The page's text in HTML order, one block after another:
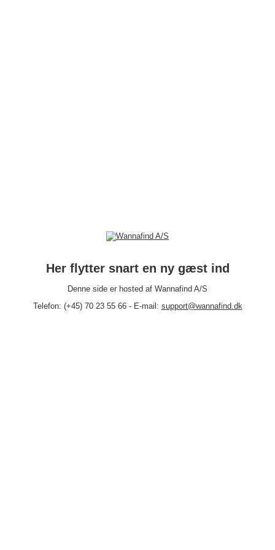
Her flytter snart en ny gæst ind
Denne side er hosted af Wannafind A/S
Telefon: (+45) 70 23 55 66 - E-mail: support@wannafind.dk